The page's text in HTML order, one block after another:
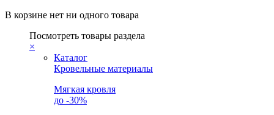
В корзине нет ни одного товара
Посмотреть товары раздела
×
Каталог
Кровельные материалы
Мягкая кровля
до -30%